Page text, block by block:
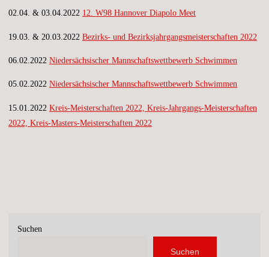
02.04. & 03.04.2022 12. W98 Hannover Diapolo Meet
19.03. & 20.03.2022Bezirks- und Bezirksjahrgangsmeisterschaften 2022
06.02.2022Niedersächsischer Mannschaftswettbewerb Schwimmen
05.02.2022Niedersächsischer Mannschaftswettbewerb Schwimmen
15.01.2022Kreis-Meisterschaften 2022, Kreis-Jahrgangs-Meisterschaften
2022, Kreis-Masters-Meisterschaften 2022
Suchen
Suchen